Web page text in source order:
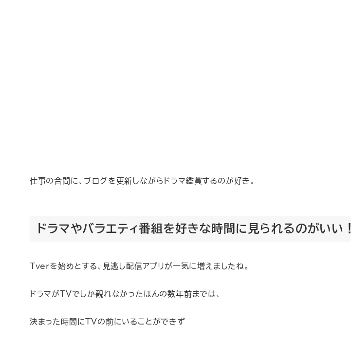
仕事の合間に、ブログを更新しながらドラマ鑑賞するのが好き。
ドラマやバラエティ番組を好きな時間に見られるのがいい！
Tverを始めとする、見逃し配信アプリが一気に増えましたね。
ドラマがTVでしか観れなかったほんの数年前までは、
決まった時間にTVの前にいることができず